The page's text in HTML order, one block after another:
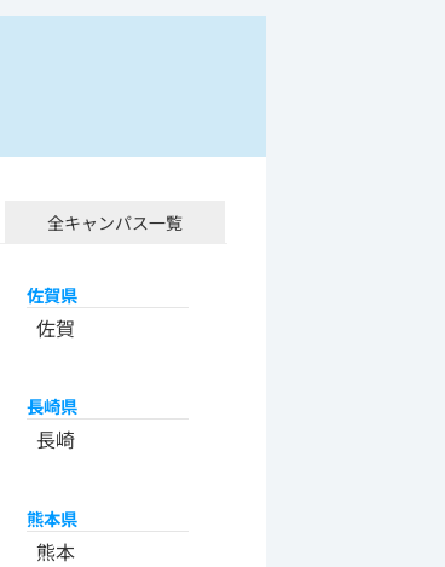
全キャンパス一覧
佐賀県
佐賀
長崎県
長崎
熊本県
熊本